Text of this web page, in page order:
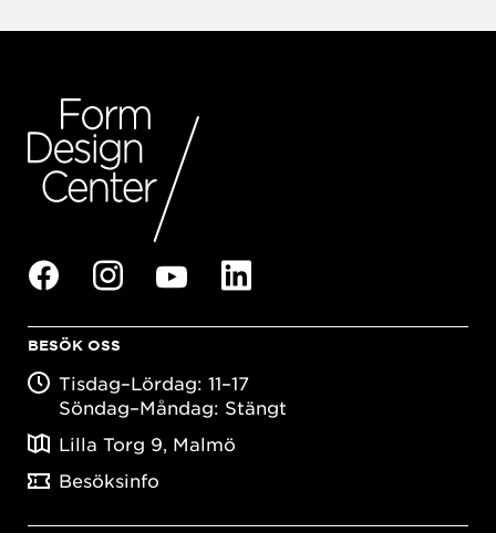
BESÖK OSS
Tisdag–Lördag: 11–17
Söndag–Måndag: Stängt
Lilla Torg 9, Malmö
Besöksinfo